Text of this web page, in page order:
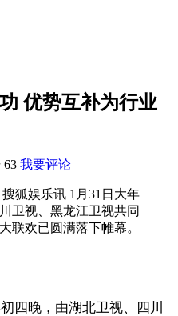
优势互补为行业
63 我要评论
狐娱乐讯 1月31日大年
卫视、黑龙江卫视共同
联欢已圆满落下帷幕。
四晚，由湖北卫视、四川